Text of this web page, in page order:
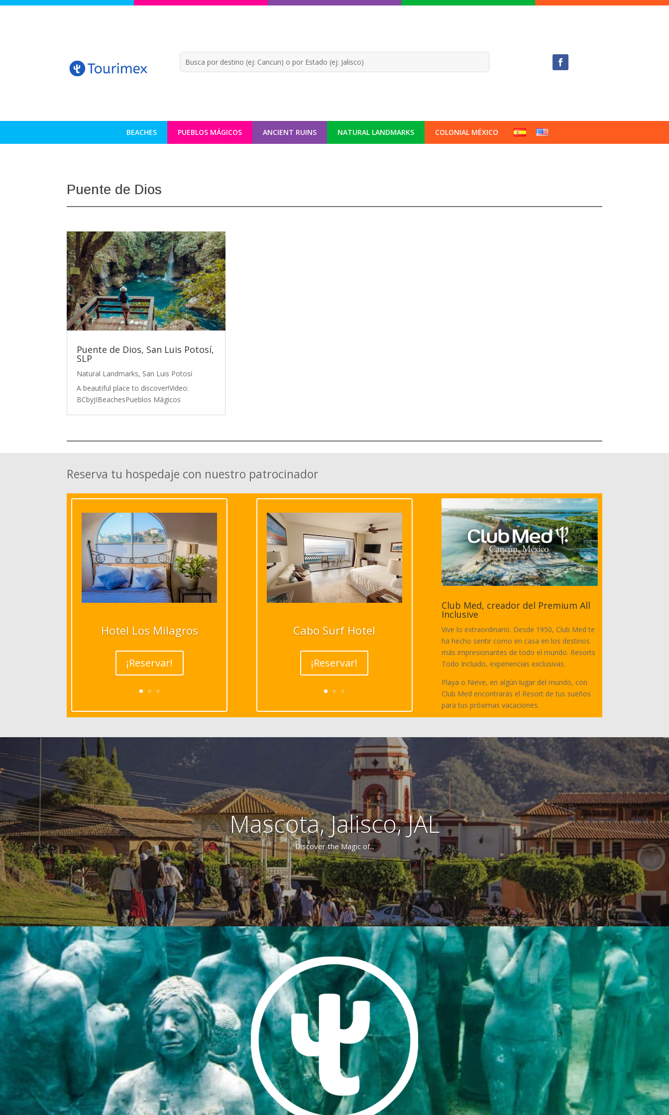
BEACHES PUEBLOS MÁGICOS ANCIENT RUINS NATURAL LANDMARKS COLONIAL MÉXICO
Puente de Dios
Puente de Dios, San Luis Potosí,
SLP
Natural Landmarks, San Luis Potosí
A beautiful place to discover!Video:
BCbyJIBeachesPueblos Mágicos
Reserva tu hospedaje con nuestro patrocinador
Hotel Los Milagros
¡Reservar!
Cabo Surf Hotel
¡Reservar!
Club Med, creador del Premium All
Inclusive
Vive lo extraordinario. Desde 1950, Club Med te
ha hecho sentir como en casa en los destinos
más impresionantes de todo el mundo. Resorts
Todo Incluido, experiencias exclusivas.
Playa o Nieve, en algún lugar del mundo, con
Club Med encontrarás el Resort de tus sueños
para tus próximas vacaciones.
Mascota, Jalisco, JAL
Discover the Magic of...